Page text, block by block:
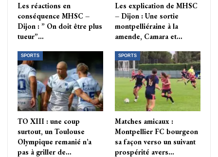
Les réactions en
conséquence MHSC –
Dijon : ” On doit être plus
tueur”…
Les explication de MHSC
– Dijon : Une sortie
montpelliéraine à la
amende, Camara et…
SPORTS
TO XIII : une coup
surtout, un Toulouse
Olympique remanié n’a
pas à griller de…
SPORTS
Matches amicaux :
Montpellier FC bourgeon
sa façon verso un suivant
prospérité avers…